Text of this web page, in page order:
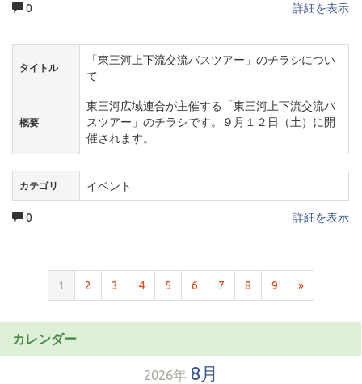
0 詳細を表示
タイトル
「東三河上下流交流バスツアー」のチラシについ
て
概要
東三河広域連合が主催する「東三河上下流交流バ
スツアー」のチラシです。９月１２日（土）に開
催されます。
カテゴリ イベント
0 詳細を表示
1 2 3 4 5 6 7 8 9 »
カレンダー
2026年 8月